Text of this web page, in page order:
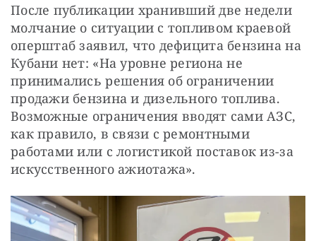
После публикации хранивший две недели
молчание о ситуации с топливом краевой
оперштаб заявил, что дефицита бензина на
Кубани нет: «На уровне региона не
принимались решения об ограничении
продажи бензина и дизельного топлива.
Возможные ограничения вводят сами АЗС,
как правило, в связи с ремонтными
работами или с логистикой поставок из-за
искусственного ажиотажа».